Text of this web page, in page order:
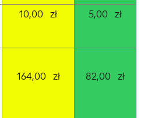
10,00 zł 5,00 zł
164,00 zł 82,00 zł